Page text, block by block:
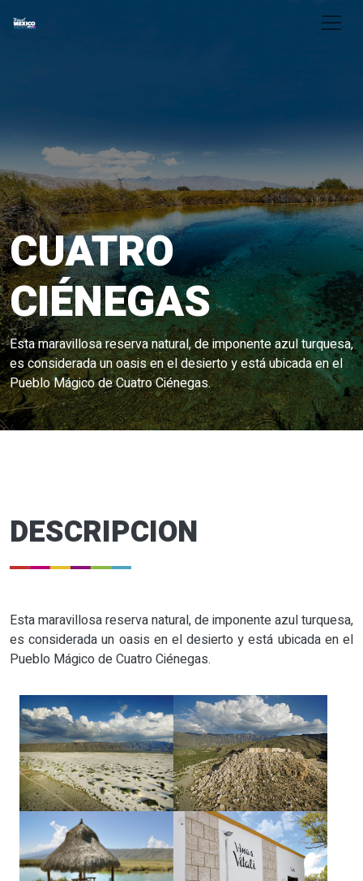
CUATRO
CIÉNEGAS
Esta maravillosa reserva natural, de imponente azul turquesa,
es considerada un oasis en el desierto y está ubicada en el
Pueblo Mágico de Cuatro Ciénegas.
DESCRIPCION
Esta maravillosa reserva natural, de imponente azul turquesa,
es considerada un oasis en el desierto y está ubicada en el
Pueblo Mágico de Cuatro Ciénegas.